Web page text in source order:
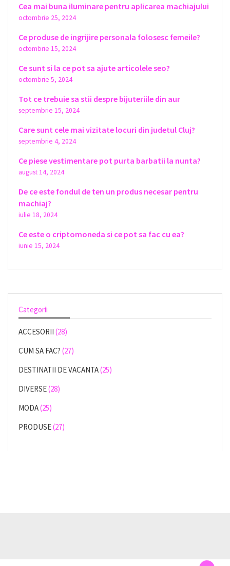
Cea mai buna iluminare pentru aplicarea machiajului
octombrie 25, 2024
Ce produse de ingrijire personala folosesc femeile?
octombrie 15, 2024
Ce sunt si la ce pot sa ajute articolele seo?
octombrie 5, 2024
Tot ce trebuie sa stii despre bijuteriile din aur
septembrie 15, 2024
Care sunt cele mai vizitate locuri din judetul Cluj?
septembrie 4, 2024
Ce piese vestimentare pot purta barbatii la nunta?
august 14, 2024
De ce este fondul de ten un produs necesar pentru
machiaj?
iulie 18, 2024
Ce este o criptomoneda si ce pot sa fac cu ea?
iunie 15, 2024
Categorii
ACCESORII (28)
CUM SA FAC? (27)
DESTINATII DE VACANTA(25)
DIVERSE(28)
MODA(25)
PRODUSE(27)